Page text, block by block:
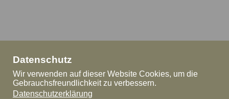
Datenschutz
Wir verwenden auf dieser Website Cookies, um die
Gebrauchsfreundlichkeit zu verbessern.
Datenschutzerklärung